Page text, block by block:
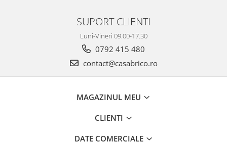
Taietoare beton si asfalt
SUPORT CLIENTI
Luni-Vineri 09.00-17.30
0792 415 480
contact@casabrico.ro
MAGAZINUL MEU
CLIENTI
DATE COMERCIALE